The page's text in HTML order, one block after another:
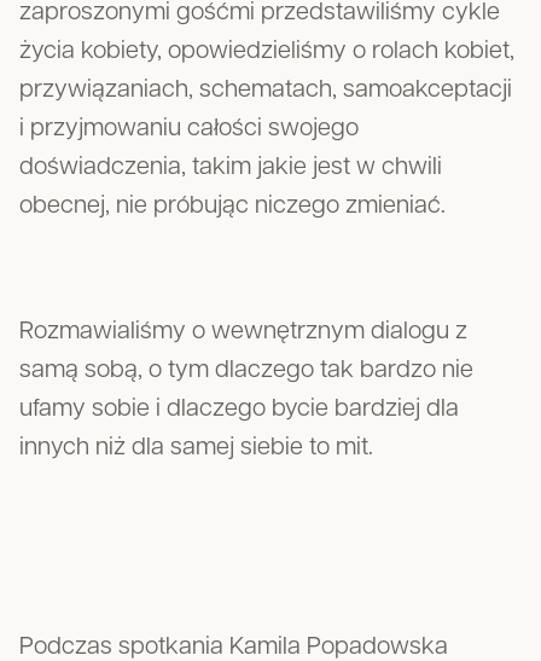
zaproszonymi gośćmi przedstawiliśmy cykle
życia kobiety, opowiedzieliśmy o rolach kobiet,
przywiązaniach, schematach, samoakceptacji
i przyjmowaniu całości swojego
doświadczenia, takim jakie jest w chwili
obecnej, nie próbując niczego zmieniać.
Rozmawialiśmy o wewnętrznym dialogu z
samą sobą, o tym dlaczego tak bardzo nie
ufamy sobie i dlaczego bycie bardziej dla
innych niż dla samej siebie to mit.
Podczas spotkania Kamila Popadowska